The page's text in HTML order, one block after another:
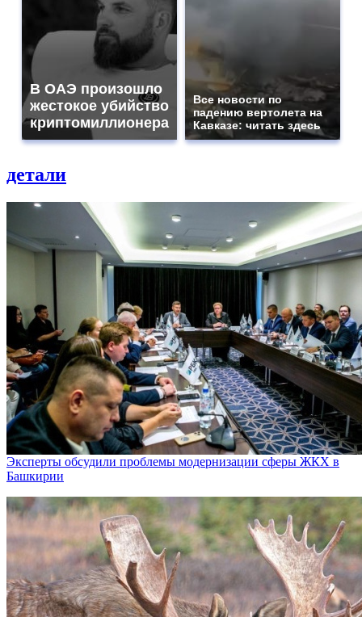
В ОАЭ произошло
жестокое убийство
криптомиллионера
Все новости по
падению вертолета на
Кавказе: читать здесь
детали
Эксперты обсудили проблемы модернизации сферы ЖКХ в
Башкирии